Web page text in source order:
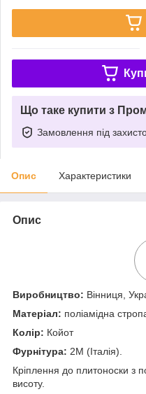
Що таке купити з
Замовлення під
Опис Характеристики
Опис
Виробництво: Вінниця,
Матеріал: поліамідна
Колір: Койот
Фурнітура: 2М (Італія).
Кріплення до плитоноски з
висоту.